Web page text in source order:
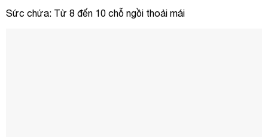
Sức chứa: Từ 8 đến 10 chỗ ngồi thoải mái